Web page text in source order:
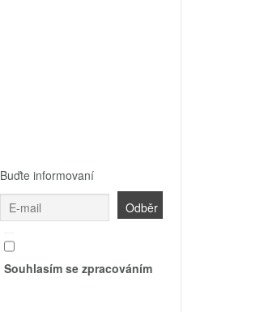
Buďte informovaní
Souhlasím se zpracováním